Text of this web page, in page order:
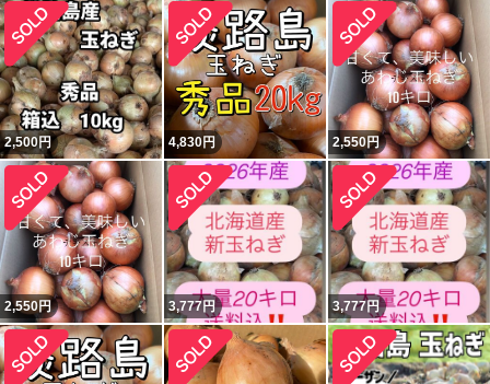
2,500円 4,830円 2,550円
2,550円 3,777円 3,777円